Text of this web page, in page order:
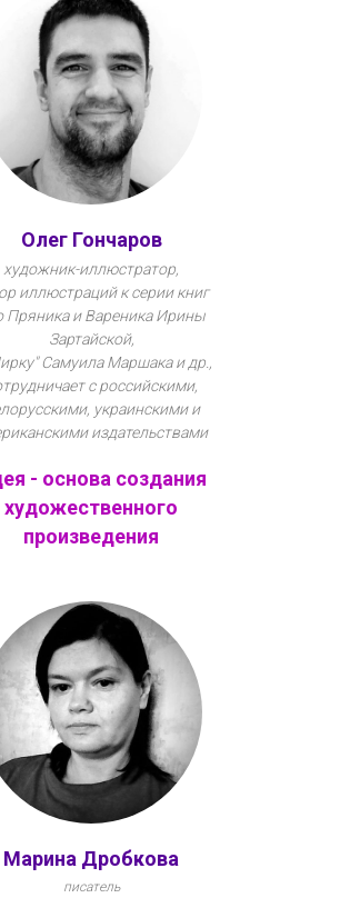
Олег Гончаров
художник-иллюстратор,
иллюстраций к серии книг
Пряника и Вареника Ирины
Зартайской,
Самуила Маршака и др.,
с российскими,
украинскими и
издательствами
- основа создания
художественного
произведения
Марина Дробкова
писатель